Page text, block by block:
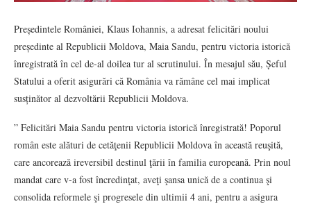
Președintele României, Klaus Iohannis, a adresat felicitări noului
președinte al Republicii Moldova, Maia Sandu, pentru victoria istorică
înregistrată în cel de-al doilea tur al scrutinului. În mesajul său, Șeful
Statului a oferit asigurări că România va rămâne cel mai implicat
susținător al dezvoltării Republicii Moldova.
” Felicitări Maia Sandu pentru victoria istorică înregistrată! Poporul
român este alături de cetăţenii Republicii Moldova în această reuşită,
care ancorează ireversibil destinul ţării în familia europeană. Prin noul
mandat care v-a fost încredinţat, aveţi şansa unică de a continua şi
consolida reformele şi progresele din ultimii 4 ani, pentru a asigura